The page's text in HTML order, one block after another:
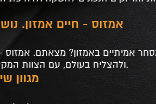
אמזוס - חיים אמזון.
אמיתיים באמזון? מצאתם. אמזוס
ולהצליח בעולם, עם הצוות המקצועי בישראל.
מגוון